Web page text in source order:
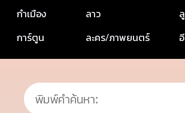
กำเมือง
ลาว
การ์ตูน
ละคร/ภาพยนตร์